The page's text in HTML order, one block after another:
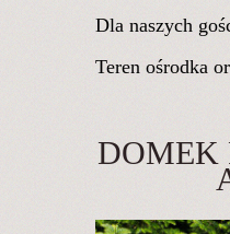
Dla naszych
Teren ośrodka
DOMEK